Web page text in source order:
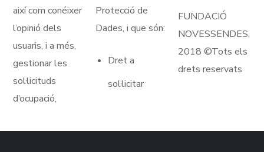
així com conéixer
l’opinió dels
usuaris, i a més,
gestionar les
sol·licituds
d’ocupació,
Protecció de
Dades, i que són:
Dret a
sol·licitar
FUNDACIÓ
NOVESSENDES,
2018 ©Tots els
drets reservats